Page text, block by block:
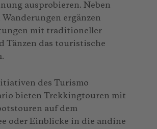
ausprobieren. Neben
ergänzen
mit traditioneller
Tänzen das touristische
des Turismo
bieten Trekkingtouren mit
auf dem
oder Einblicke in die andine